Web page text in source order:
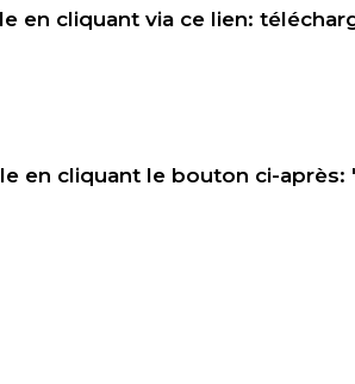
en cliquant via ce lien:
en cliquant le bouton ci-après: